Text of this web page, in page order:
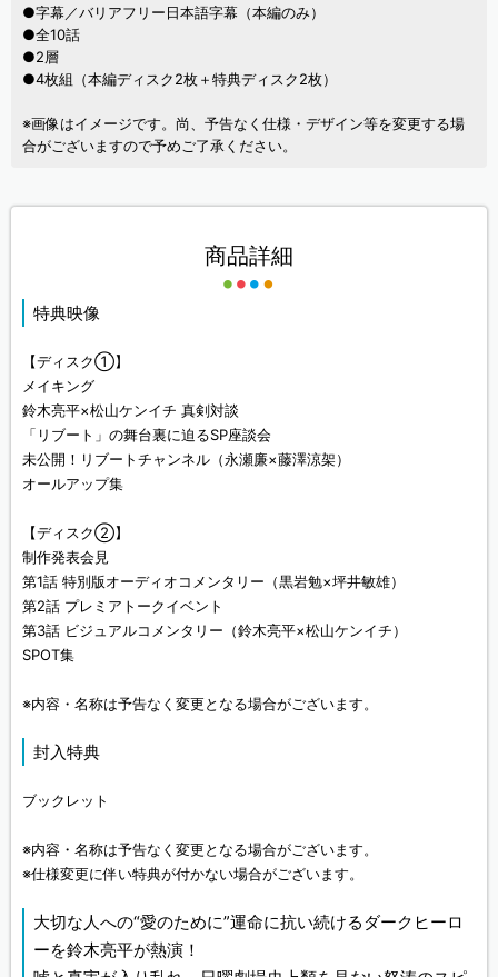
●字幕／バリアフリー日本語字幕（本編のみ）
●全10話
●2層
●4枚組（本編ディスク2枚＋特典ディスク2枚）
※画像はイメージです。尚、予告なく仕様・デザイン等を変更する場
合がございますので予めご了承ください。
商品詳細
特典映像
【ディスク①】
メイキング
鈴木亮平×松山ケンイチ 真剣対談
「リブート」の舞台裏に迫るSP座談会
未公開！リブートチャンネル（永瀬廉×藤澤涼架）
オールアップ集
【ディスク②】
制作発表会見
第1話 特別版オーディオコメンタリー（黒岩勉×坪井敏雄）
第2話 プレミアトークイベント
第3話 ビジュアルコメンタリー（鈴木亮平×松山ケンイチ）
SPOT集
※内容・名称は予告なく変更となる場合がございます。
封入特典
ブックレット
※内容・名称は予告なく変更となる場合がございます。
※仕様変更に伴い特典が付かない場合がございます。
大切な人への“愛のために”運命に抗い続けるダークヒーロ
ーを鈴木亮平が熱演！